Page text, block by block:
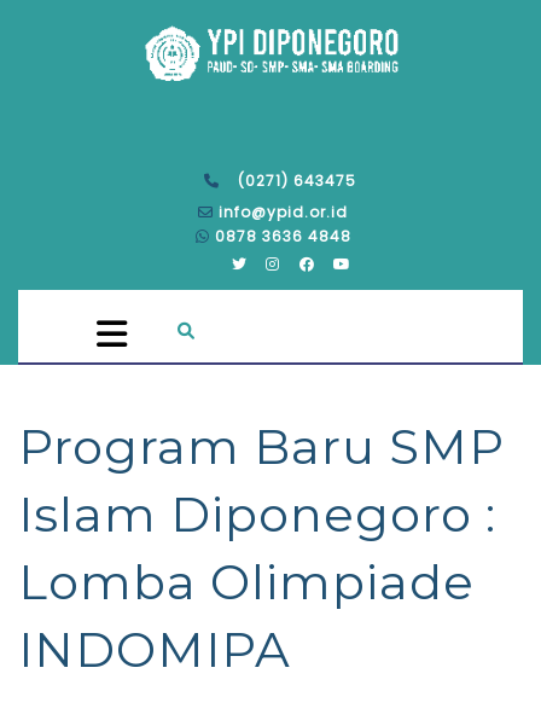
(0271) 643475
info@ypid.or.id
0878 3636 4848
Program Baru SMP
Islam Diponegoro :
Lomba Olimpiade
INDOMIPA